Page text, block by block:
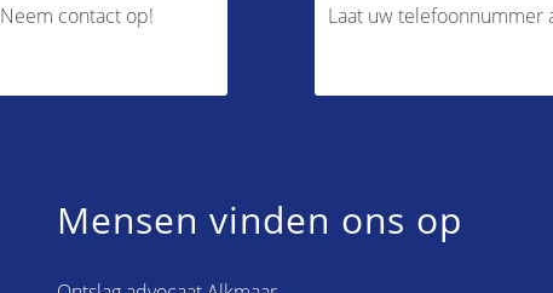
Neem contact op! Laat uw telefoonnummer
Mensen vinden ons op